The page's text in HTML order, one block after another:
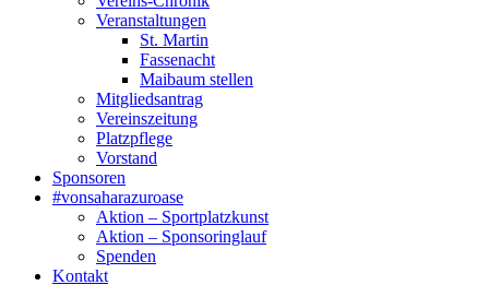
Veranstaltungen
St. Martin
Fassenacht
Maibaum stellen
Mitgliedsantrag
Vereinszeitung
Platzpflege
Vorstand
Sponsoren
#vonsaharazuroase
Aktion – Sportplatzkunst
Aktion – Sponsoringlauf
Spenden
Kontakt